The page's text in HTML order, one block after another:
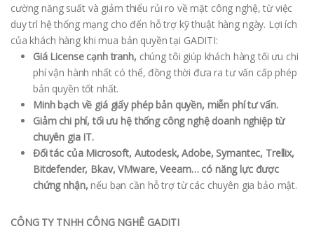
cường năng suất và giảm thiểu rủi ro về mặt công nghệ, từ việc
duy trì hệ thống mạng cho đến hỗ trợ kỹ thuật hàng ngày. Lợi ích
của khách hàng khi mua bản quyền tại GADITI:
Giá License cạnh tranh, chúng tôi giúp khách hàng tối ưu chi
phí vận hành nhất có thể, đồng thời đưa ra tư vấn cấp phép
bản quyền tốt nhất.
Minh bạch về giá giấy phép bản quyền, miễn phí tư vấn.
Giảm chi phí, tối ưu hệ thống công nghệ doanh nghiệp từ
chuyên gia IT.
Đối tác của Microsoft, Autodesk, Adobe, Symantec, Trellix,
Bitdefender, Bkav, VMware, Veeam… có năng lực được
chứng nhận, nếu bạn cần hỗ trợ từ các chuyên gia bảo mật.
CÔNG TY TNHH CÔNG NGHỆ GADITI